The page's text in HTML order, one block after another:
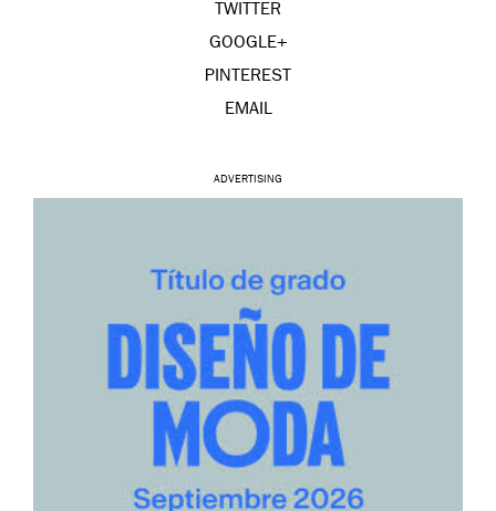
TWITTER
GOOGLE+
PINTEREST
EMAIL
ADVERTISING